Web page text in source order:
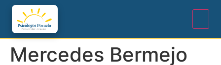
Mercedes Bermejo